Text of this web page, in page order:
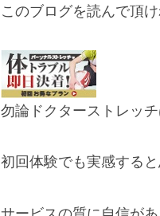
このブログを読んで頂
勿論ドクターストレッ
初回体験でも実感すると